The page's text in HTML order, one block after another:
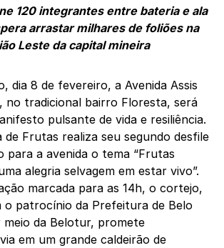
120 integrantes entre bateria e ala
arrastar milhares de foliões na
Leste da capital mineira
dia 8 de fevereiro, a Avenida Assis
no tradicional bairro Floresta, será
pulsante de vida e resiliência.
de Frutas realiza seu segundo desfile
para a avenida o tema “Frutas
alegria selvagem em estar vivo”.
marcada para as 14h, o cortejo,
o patrocínio da Prefeitura de Belo
da Belotur, promete
em um grande caldeirão de